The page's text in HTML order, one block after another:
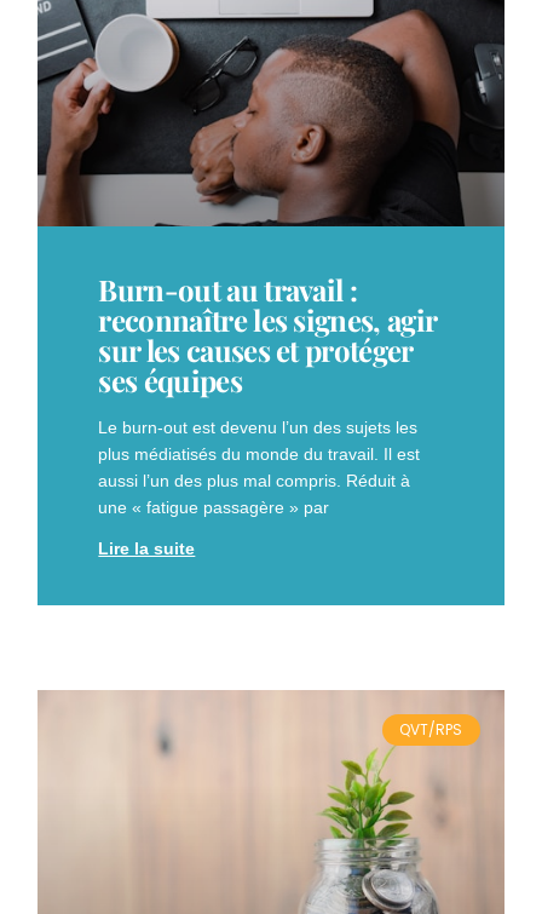
Burn-out au travail :
reconnaître les signes, agir
sur les causes et protéger
ses équipes
Le burn-out est devenu l’un des sujets les
plus médiatisés du monde du travail. Il est
aussi l’un des plus mal compris. Réduit à
une « fatigue passagère » par
Lire la suite
QVT/RPS